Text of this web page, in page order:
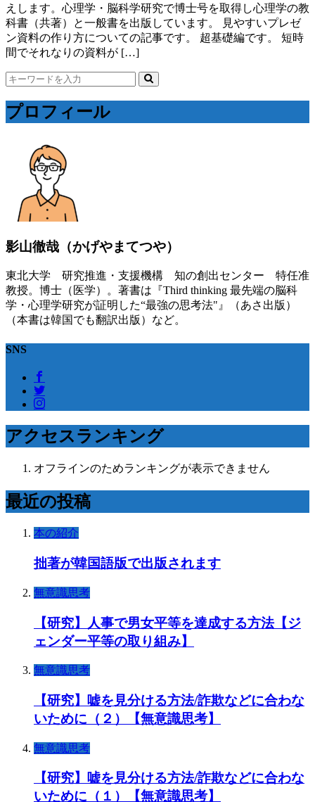
えします。心理学・脳科学研究で博士号を取得し心理学の教
科書（共著）と一般書を出版しています。 見やすいプレゼ
ン資料の作り方についての記事です。 超基礎編です。 短時
間でそれなりの資料が […]
プロフィール
影山徹哉（かげやまてつや）
東北大学 研究推進・支援機構 知の創出センター 特任准
教授。博士（医学）。著書は『Third thinking 最先端の脳科
学・心理学研究が証明した“最強の思考法"』（あさ出版）
（本書は韓国でも翻訳出版）など。
SNS
アクセスランキング
オフラインのためランキングが表示できません
最近の投稿
本の紹介
拙著が韓国語版で出版されます
無意識思考
【研究】人事で男女平等を達成する方法【ジ
ェンダー平等の取り組み】
無意識思考
【研究】嘘を見分ける方法/詐欺などに合わな
いために（２）【無意識思考】
無意識思考
【研究】嘘を見分ける方法/詐欺などに合わな
いために（１）【無意識思考】